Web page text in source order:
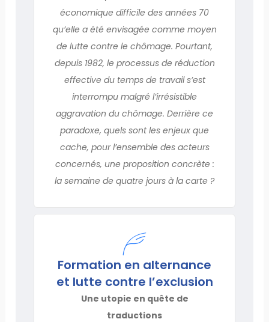
économique difficile des années 70
qu’elle a été envisagée comme moyen
de lutte contre le chômage. Pourtant,
depuis 1982, le processus de réduction
effective du temps de travail s’est
interrompu malgré l’irrésistible
aggravation du chômage. Derrière ce
paradoxe, quels sont les enjeux que
cache, pour l’ensemble des acteurs
concernés, une proposition concrète :
la semaine de quatre jours à la carte ?
Formation en alternance
et lutte contre l’exclusion
Une utopie en quête de
traductions